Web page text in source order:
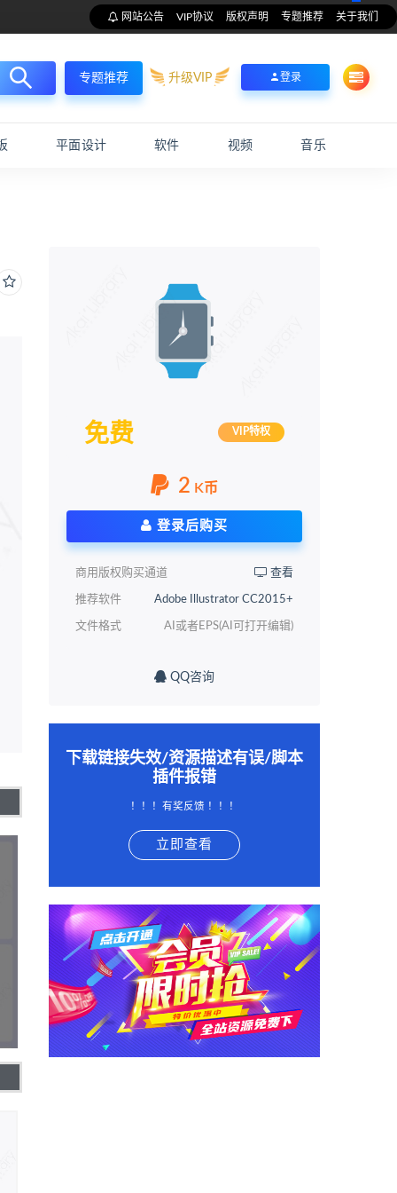
网站公告 VIP协议 版权声明 专题推荐 关于我们
专题推荐 升级VIP 登录
平面设计 软件 视频 音乐
免费 VIP特权
2 K币
登录后购买
商用版权购买通道 查看
推荐软件 Adobe Illustrator CC2015+
文件格式 AI或者EPS(AI可打开编辑)
QQ咨询
下载链接失效/资源描述有误/脚本
插件报错
！！！有奖反馈 ！！！
立即查看